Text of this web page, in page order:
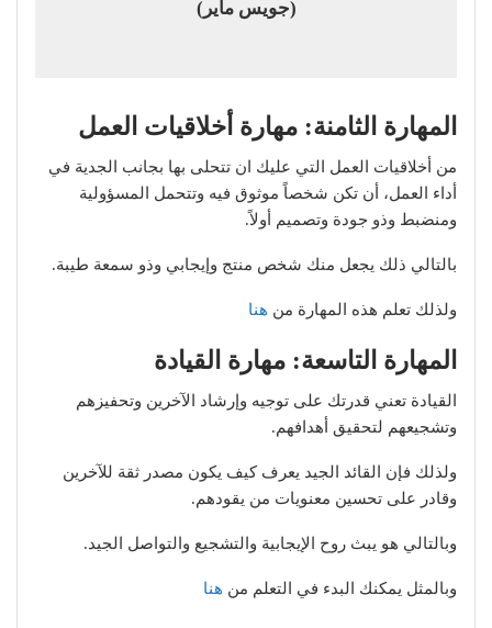
(جويس ماير)
المهارة الثامنة: مهارة أخلاقيات العمل
من أخلاقيات العمل التي عليك ان تتحلى بها بجانب الجدية في
أداء العمل، أن تكن شخصاً موثوق فيه وتتحمل المسؤولية
ومنضبط وذو جودة وتصميم أولاً.
بالتالي ذلك يجعل منك شخص منتج وإيجابي وذو سمعة طيبة.
ولذلك تعلم هذه المهارة من هنا
المهارة التاسعة: مهارة القيادة
القيادة تعني قدرتك على توجيه وإرشاد الآخرين وتحفيزهم
وتشجيعهم لتحقيق أهدافهم.
ولذلك فإن القائد الجيد يعرف كيف يكون مصدر ثقة للآخرين
وقادر على تحسين معنويات من يقودهم.
وبالتالي هو يبث روح الإيجابية والتشجيع والتواصل الجيد.
وبالمثل يمكنك البدء في التعلم من هنا